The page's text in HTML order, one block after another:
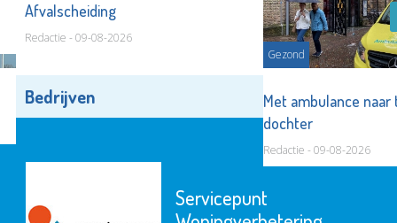
Afvalscheiding
Redactie - 09-08-2026
Gezond
Met ambulance
dochter
Redactie - 09-08-2026
Bedrijven Alle bedrijven
Servicepunt